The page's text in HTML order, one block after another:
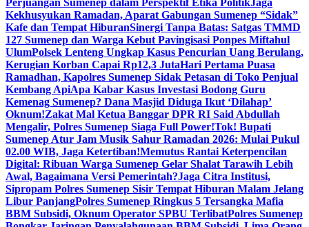
Perjuangan Sumenep dalam Perspektif Etika PolitikJaga
Kekhusyukan Ramadan, Aparat Gabungan Sumenep “Sidak”
Kafe dan Tempat HiburanSinergi Tanpa Batas: Satgas TMMD
127 Sumenep dan Warga Kebut Pavingisasi Ponpes Miftahul
UlumPolsek Lenteng Ungkap Kasus Pencurian Uang Berulang,
Kerugian Korban Capai Rp12,3 JutaHari Pertama Puasa
Ramadhan, Kapolres Sumenep Sidak Petasan di Toko Penjual
Kembang ApiApa Kabar Kasus Investasi Bodong Guru
Kemenag Sumenep? Dana Masjid Diduga Ikut ‘Dilahap’
Oknum!Zakat Mal Ketua Banggar DPR RI Said Abdullah
Mengalir, Polres Sumenep Siaga Full Power!Tok! Bupati
Sumenep Atur Jam Musik Sahur Ramadan 2026: Mulai Pukul
02.00 WIB, Jaga Ketertiban!Memutus Rantai Keterpencilan
Digital: Ribuan Warga Sumenep Gelar Shalat Tarawih Lebih
Awal, Bagaimana Versi Pemerintah?Jaga Citra Institusi,
Sipropam Polres Sumenep Sisir Tempat Hiburan Malam Jelang
Libur PanjangPolres Sumenep Ringkus 5 Tersangka Mafia
BBM Subsidi, Oknum Operator SPBU TerlibatPolres Sumenep